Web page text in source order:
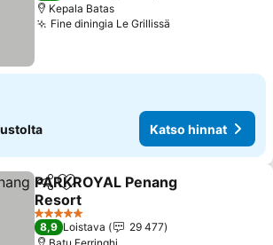
Kepala Batas
Fine diningia Le Grillissä
Katso hinnat
Jaa Lisää suosikkeihin
PARKROYAL Penang
Resort
Katso hinnat
5 Tähtiluokitus
8,9 Loistava
29 477